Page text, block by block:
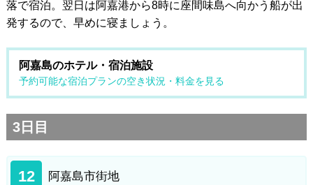
落で宿泊。翌日は阿嘉港から8時に座間味島へ向かう船が出
発するので、早めに寝ましょう。
阿嘉島のホテル・宿泊施設
予約可能な宿泊プランの空き状況・料金を見る
3日目
12 阿嘉島市街地